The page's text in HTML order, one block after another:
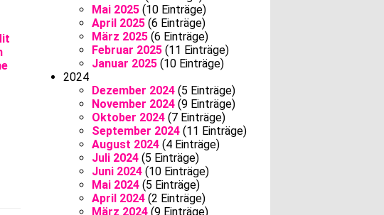
Mai 2025(10 Einträge)
April 2025(6 Einträge)
März 2025(6 Einträge)
Februar 2025(11 Einträge)
Januar 2025(10 Einträge)
2024
Dezember 2024(5 Einträge)
November 2024(9 Einträge)
Oktober 2024(7 Einträge)
September 2024(11 Einträge)
August 2024(4 Einträge)
Juli 2024(5 Einträge)
Juni 2024(10 Einträge)
Mai 2024(5 Einträge)
April 2024(2 Einträge)
März 2024(9 Einträge)